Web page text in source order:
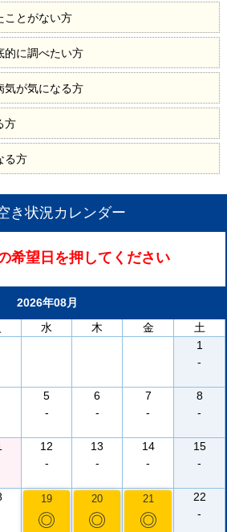
ことがない方
的に調べたい方
気が気になる方
方
る方
き状況カレンダー
希望日を押してください
2026年08月
水 木 金
土
1
-
5
-
6
-
7
-
8
-
12
-
13
-
14
-
15
-
19
◎
20
◎
21
◎
22
-